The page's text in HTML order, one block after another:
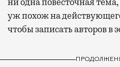
ни одна повесточная
уж похож на
чтобы записать авторов в